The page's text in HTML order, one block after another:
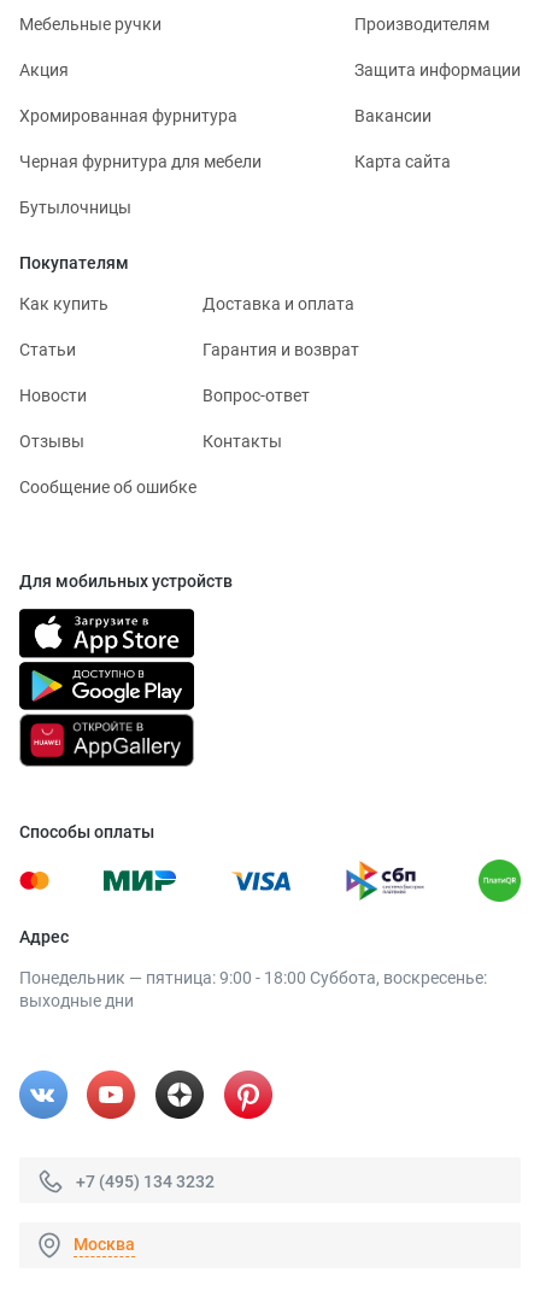
Мебельные ручки
Акция
Хромированная фурнитура
Черная фурнитура для мебели
Бутылочницы
Производителям
Защита информации
Вакансии
Карта сайта
Покупателям
Как купить Доставка и оплата
Статьи Гарантия и возврат
Новости Вопрос-ответ
Отзывы Контакты
Сообщение об ошибке
Для мобильных устройств
Способы оплаты
Адрес
Понедельник — пятница: 9:00 - 18:00 Суббота, воскресенье:
выходные дни
+7 (495) 134 3232
Москва